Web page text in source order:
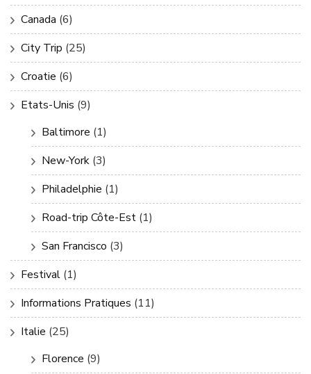
Canada (6)
City Trip (25)
Croatie (6)
Etats-Unis (9)
Baltimore (1)
New-York (3)
Philadelphie (1)
Road-trip Côte-Est (1)
San Francisco (3)
Festival (1)
Informations Pratiques (11)
Italie (25)
Florence (9)